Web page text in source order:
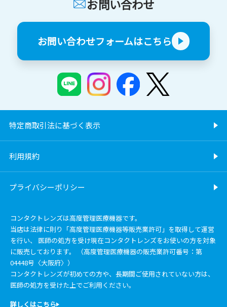
お問い合わせ
お問い合わせフォームはこちら
特定商取引法に基づく表示
利用規約
プライバシーポリシー
コンタクトレンズは高度管理医療機器です。
当店は法律に則り「高度管理医療機器等販売業許可」を取得して運営
を行い、 医師の処方を受け現在コンタクトレンズをお使いの方を対象
に販売しております。 （高度管理医療機器の販売業許可番号：第
04448号〈大阪府〉）
コンタクトレンズが初めての方や、長期間ご使用されていない方は、
医師の処方を受けた上でご利用ください。
詳しくはこちら